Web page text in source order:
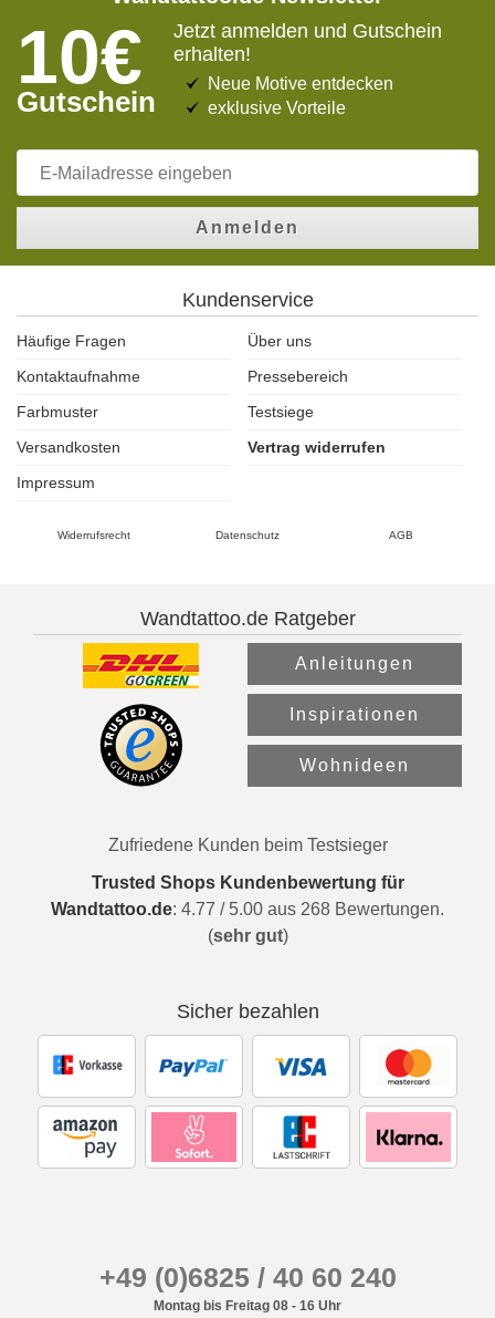
10€
Gutschein
Jetzt anmelden und Gutschein
erhalten!
Neue Motive entdecken
exklusive Vorteile
Anmelden
Kundenservice
Häufige Fragen
Über uns
Kontaktaufnahme
Pressebereich
Farbmuster
Testsiege
Versandkosten
Vertrag widerrufen
Impressum
Widerrufsrecht Datenschutz AGB
Wandtattoo.de Ratgeber
Anleitungen
Inspirationen
Wohnideen
Zufriedene Kunden beim Testsieger
Trusted Shops Kundenbewertung für
Wandtattoo.de: 4.77 / 5.00 aus 268 Bewertungen.
(sehr gut)
Sicher bezahlen
+49 (0)6825 / 40 60 240
Montag bis Freitag 08 - 16 Uhr